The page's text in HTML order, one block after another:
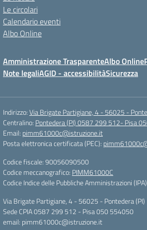
Le circolari
Calendario eventi
Albo Online
Amministrazione TrasparenteAlbo Online
Note legaliAGID - accessibilitàSicurezza
Indirizzo:Via Brigate Partigiane, 4 - 56025 -
Centralino: Pontedera (PI) 0587 299 512- Pisa
Email: pimm61000c@istruzione.it
Posta elettronica certificata (PEC):
Codice fiscale: 90056090500
Codice meccanografico: PIMM61000C
Codice Indice delle Pubbliche Amministrazioni
Via Brigate Partigiane, 4 - 56025 - Pontedera (PI)
Sede CPIA 0587 299 512 - Pisa 050 554050
email: pimm61000c@istruzione.it